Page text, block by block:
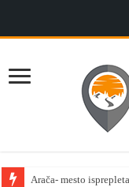
Arača- mesto
Sremska Mitrovica: